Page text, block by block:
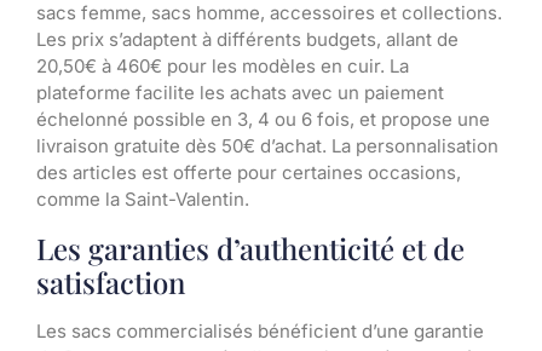
sacs femme, sacs homme, accessoires et collections.
Les prix s’adaptent à différents budgets, allant de
20,50€ à 460€ pour les modèles en cuir. La
plateforme facilite les achats avec un paiement
échelonné possible en 3, 4 ou 6 fois, et propose une
livraison gratuite dès 50€ d’achat. La personnalisation
des articles est offerte pour certaines occasions,
comme la Saint-Valentin.
Les garanties d’authenticité et de
satisfaction
Les sacs commercialisés bénéficient d’une garantie